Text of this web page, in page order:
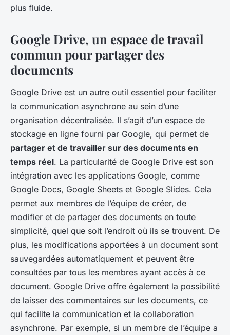
plus fluide.
Google Drive, un espace de travail
commun pour partager des
documents
Google Drive est un autre outil essentiel pour faciliter
la communication asynchrone au sein d’une
organisation décentralisée. Il s’agit d’un espace de
stockage en ligne fourni par Google, qui permet de
partager et de travailler sur des documents en
temps réel. La particularité de Google Drive est son
intégration avec les applications Google, comme
Google Docs, Google Sheets et Google Slides. Cela
permet aux membres de l’équipe de créer, de
modifier et de partager des documents en toute
simplicité, quel que soit l’endroit où ils se trouvent. De
plus, les modifications apportées à un document sont
sauvegardées automatiquement et peuvent être
consultées par tous les membres ayant accès à ce
document. Google Drive offre également la possibilité
de laisser des commentaires sur les documents, ce
qui facilite la communication et la collaboration
asynchrone. Par exemple, si un membre de l’équipe a